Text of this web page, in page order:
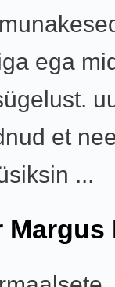
ega
et
...
Margus